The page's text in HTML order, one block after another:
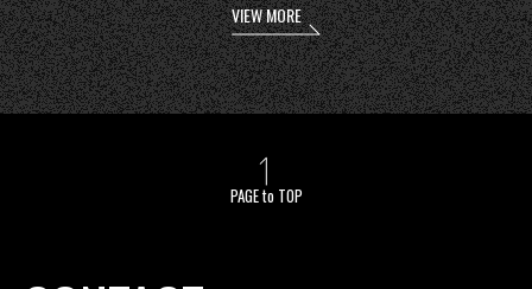
VIEW MORE
PAGE to TOP